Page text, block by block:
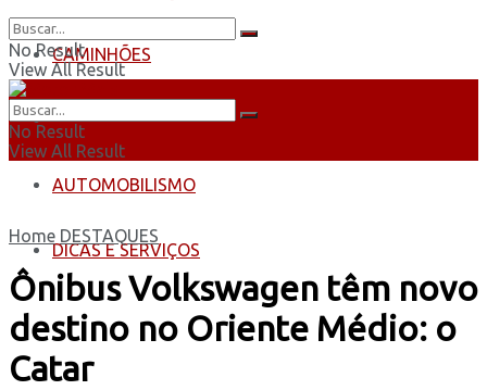
CAMINHÕES
ÔNIBUS
AUTOMOBILISMO
DICAS E SERVIÇOS
No Result
View All Result
No Result
View All Result
Home DESTAQUES
Ônibus Volkswagen têm novo
destino no Oriente Médio: o
Catar